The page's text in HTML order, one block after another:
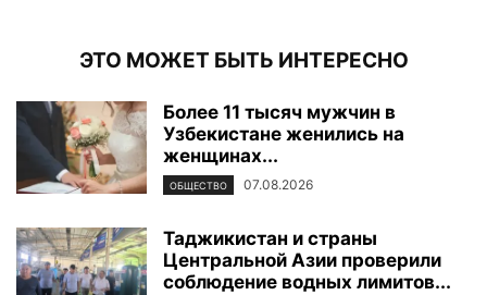
ЭТО МОЖЕТ БЫТЬ ИНТЕРЕСНО
Более 11 тысяч мужчин в
Узбекистане женились на
женщинах...
ОБЩЕСТВО 07.08.2026
Таджикистан и страны
Центральной Азии проверили
соблюдение водных лимитов...